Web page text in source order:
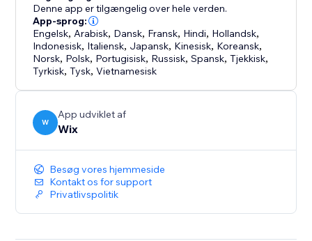
Denne app er tilgængelig over hele verden.
App-sprog:
Engelsk, Arabisk, Dansk, Fransk, Hindi, Hollandsk,
Indonesisk, Italiensk, Japansk, Kinesisk, Koreansk,
Norsk, Polsk, Portugisisk, Russisk,Spansk,Tjekkisk,
Tyrkisk,Tysk,Vietnamesisk
W
App udviklet af
Wix
Besøg vores hjemmeside
Kontakt os for support
Privatlivspolitik